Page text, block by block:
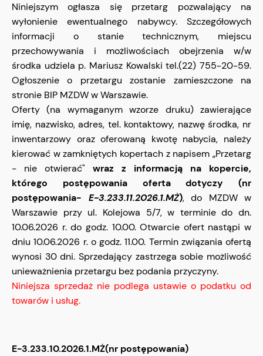
Niniejszym ogłasza się przetarg pozwalający na
wyłonienie ewentualnego nabywcy. Szczegółowych
informacji o stanie technicznym, miejscu
przechowywania i możliwościach obejrzenia w/w
środka udziela p. Mariusz Kowalski tel.(22) 755-20-59.
Ogłoszenie o przetargu zostanie zamieszczone na
stronie BIP MZDW w Warszawie.
Oferty (na wymaganym wzorze druku) zawierające
imię, nazwisko, adres, tel. kontaktowy, nazwę środka, nr
inwentarzowy oraz oferowaną kwotę nabycia, należy
kierować w zamkniętych kopertach z napisem „Przetarg
- nie otwierać" wraz z informacją na kopercie,
którego postępowania oferta dotyczy (nr
postępowania-
E-3.233.11.2026.1.MŻ), do MZDW w
Warszawie przy ul. Kolejowa 5/7, w terminie do dn.
10.06.2026 r. do godz. 10.00. Otwarcie ofert nastąpi w
dniu 10.06.2026 r. o godz. 11.00. Termin związania ofertą
wynosi 30 dni. Sprzedający zastrzega sobie możliwość
unieważnienia przetargu bez podania przyczyny.
Niniejsza sprzedaż nie podlega ustawie o podatku od
towarów i usług.
E-3.233.10.2026.1.MŻ(nr postępowania)